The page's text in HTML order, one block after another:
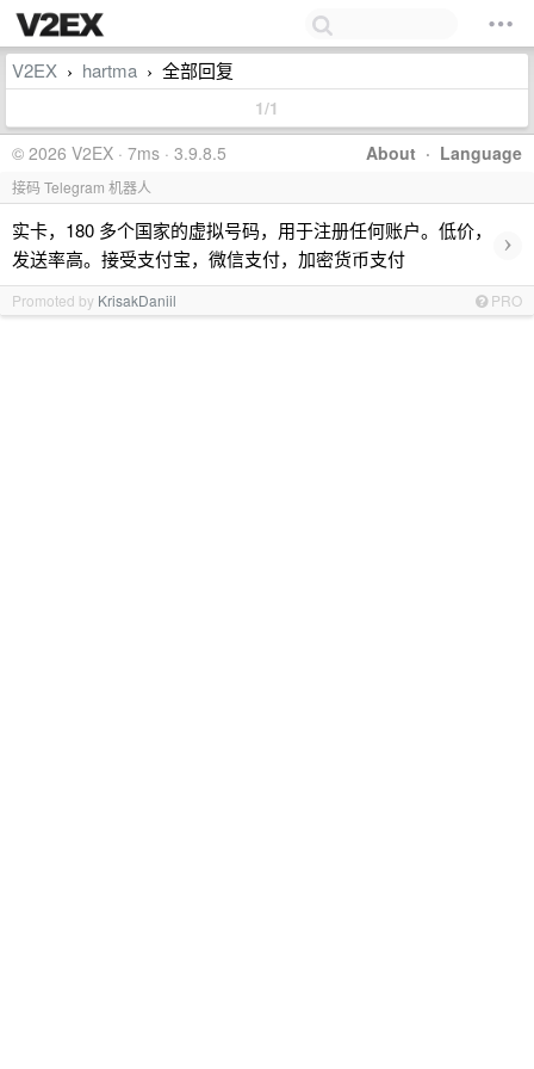
V2EX › hartma › 全部回复
1/1
About · Language
© 2026 V2EX · 7ms · 3.9.8.5
接码 Telegram 机器人
实卡，180 多个国家的虚拟号码，用于注册任何账户。低价，
发送率高。接受支付宝，微信支付，加密货币支付
›
Promoted by KrisakDaniil PRO